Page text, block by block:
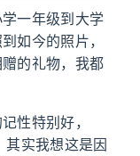
一年级到大学
如今的照片，
的礼物，我都
性特别好，
实我想这是因